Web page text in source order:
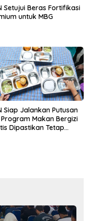
Setujui Beras Fortifikasi
untuk MBG
Siap Jalankan Putusan
Program Makan Bergizi
Dipastikan Tetap